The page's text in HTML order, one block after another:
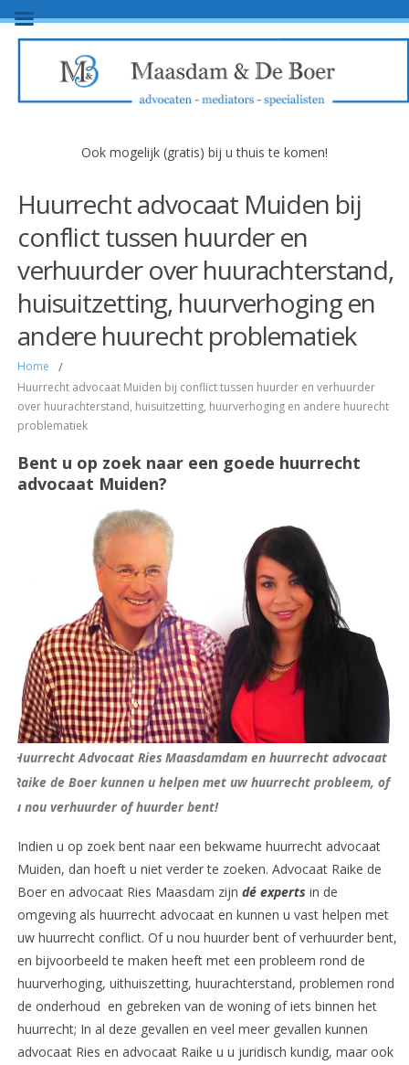
Ook mogelijk (gratis) bij u thuis te komen!
Huurrecht advocaat Muiden bij
conflict tussen huurder en
verhuurder over huurachterstand,
huisuitzetting, huurverhoging en
andere huurecht problematiek
Home /
Huurrecht advocaat Muiden bij conflict tussen huurder en verhuurder
over huurachterstand, huisuitzetting, huurverhoging en andere huurecht
problematiek
Bent u op zoek naar een goede huurrecht
advocaat Muiden?
Huurrecht Advocaat Ries Maasdamdam en huurrecht advocaat
Raike de Boer kunnen u helpen met uw huurrecht probleem, of
u nou verhuurder of huurder bent!
Indien u op zoek bent naar een bekwame huurrecht advocaat
Muiden, dan hoeft u niet verder te zoeken. Advocaat Raike de
Boer en advocaat Ries Maasdam zijn dé experts in de
omgeving als huurrecht advocaat en kunnen u vast helpen met
uw huurrecht conflict. Of u nou huurder bent of verhuurder bent,
en bijvoorbeeld te maken heeft met een probleem rond de
huurverhoging, uithuiszetting, huurachterstand, problemen rond
de onderhoud en gebreken van de woning of iets binnen het
huurrecht; In al deze gevallen en veel meer gevallen kunnen
advocaat Ries en advocaat Raike u u juridisch kundig, maar ook